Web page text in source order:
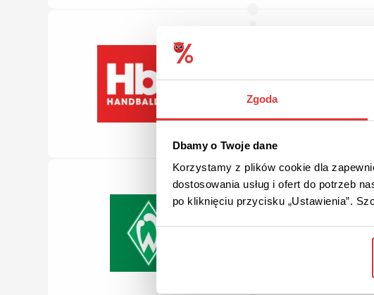
Zgoda
Dbamy o Twoje dane
Korzystamy z plików cookie dla
dostosowania usług i ofert do potrzeb
po kliknięciu przycisku „Ustawienia”.
40% Rabatt auf
Schlagen Sie jetzt
40% günstiger.
KOSTENLOSER
Gratis Versand
Ab 100€ Warenwert